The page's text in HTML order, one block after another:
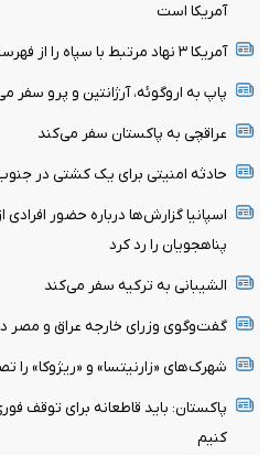
آمریکا است
آمریکا ۳ نهاد مرتبط با سپاه را از فهرست تحریم‌ها خارج کرد
پاپ به اروگوئه، آرژانتین و پرو سفر
عراقچی به پاکستان سفر می‌کند
حادثه امنیتی برای یک کشتی در
اسپانیا گزارش‌ها درباره حضور
پناهجویان را رد کرد
الشیبانی به ترکیه سفر می‌کند
گفت‌وگوی وزرای خارجه عراق و مصر
شهرک‌های «زارنیتسا» و «ریژوکا» را
پاکستان: باید قاطعانه برای توقف
کنیم